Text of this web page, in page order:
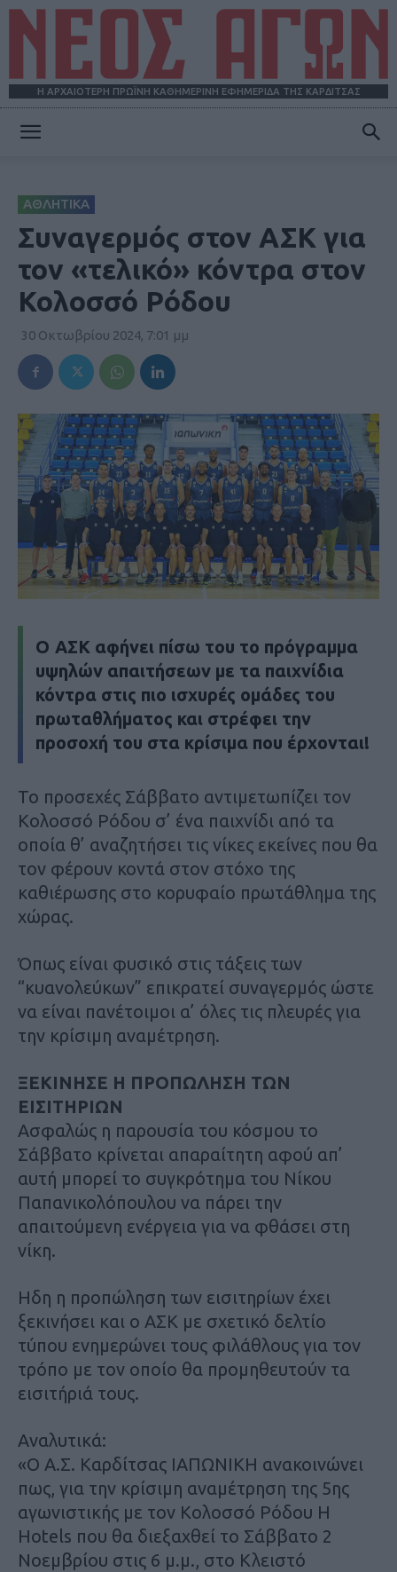
Η ΑΡΧΑΙΟΤΕΡΗ ΠΡΩΪΝΗ ΚΑΘΗΜΕΡΙΝΗ ΕΦΗΜΕΡΙΔΑ ΤΗΣ ΚΑΡΔΙΤΣΑΣ
ΑΘΛΗΤΙΚΑ
Συναγερμός στον ΑΣΚ για
τον «τελικό» κόντρα στον
Κολοσσό Ρόδου
30 Οκτωβρίου 2024, 7:01 μμ
Ο ΑΣΚ αφήνει πίσω του το πρόγραμμα
υψηλών απαιτήσεων με τα παιχνίδια
κόντρα στις πιο ισχυρές ομάδες του
πρωταθλήματος και στρέφει την
προσοχή του στα κρίσιμα που έρχονται!
Το προσεχές Σάββατο αντιμετωπίζει τον
Κολοσσό Ρόδου σ’ ένα παιχνίδι από τα
οποία θ’ αναζητήσει τις νίκες εκείνες που θα
τον φέρουν κοντά στον στόχο της
καθιέρωσης στο κορυφαίο πρωτάθλημα της
χώρας.
Όπως είναι φυσικό στις τάξεις των
“κυανολεύκων” επικρατεί συναγερμός ώστε
να είναι πανέτοιμοι α’ όλες τις πλευρές για
την κρίσιμη αναμέτρηση.
ΞΕΚΙΝΗΣΕ Η ΠΡΟΠΩΛΗΣΗ ΤΩΝ
ΕΙΣΙΤΗΡΙΩΝ
Ασφαλώς η παρουσία του κόσμου το
Σάββατο κρίνεται απαραίτητη αφού απ’
αυτή μπορεί το συγκρότημα του Νίκου
Παπανικολόπουλου να πάρει την
απαιτούμενη ενέργεια για να φθάσει στη
νίκη.
Ηδη η προπώληση των εισιτηρίων έχει
ξεκινήσει και ο ΑΣΚ με σχετικό δελτίο
τύπου ενημερώνει τους φιλάθλους για τον
τρόπο με τον οποίο θα προμηθευτούν τα
εισιτήριά τους.
Αναλυτικά:
«Ο Α.Σ. Καρδίτσας ΙΑΠΩΝΙΚΗ ανακοινώνει
πως, για την κρίσιμη αναμέτρηση της 5ης
αγωνιστικής με τον Κολοσσό Ρόδου H
Hotels που θα διεξαχθεί το Σάββατο 2
Νοεμβρίου στις 6 μ.μ., στο Κλειστό